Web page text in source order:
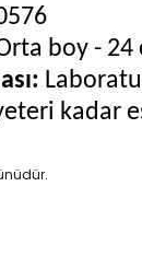
boy - 24
kadar